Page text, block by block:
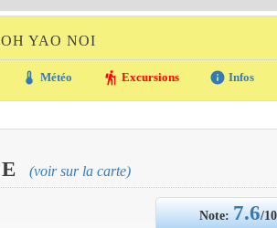
YAO NOI
thermostat Météo hiking Excursions info Infos
(voir sur la carte)
Note: 7.6/10